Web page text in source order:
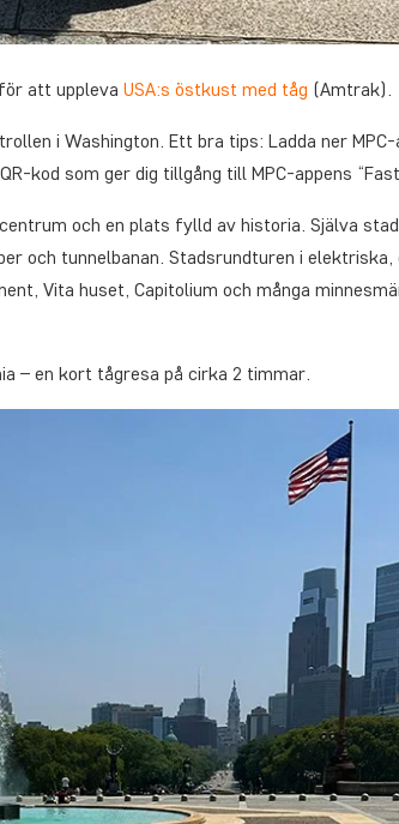
att uppleva USA:s östkust med tåg (Amtrak).
i Washington. Ett bra tips: Ladda ner MPC-
kod som ger dig tillgång till MPC-appens “Fast
och en plats fylld av historia. Själva
och tunnelbanan. Stadsrundturen i elektriska,
Vita huset, Capitolium och många
– en kort tågresa på cirka 2 timmar.